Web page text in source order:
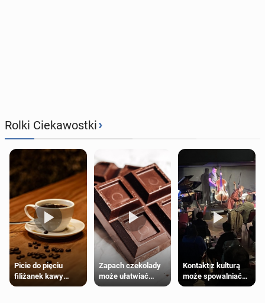
Rolki Ciekawostki›
Picie do pięciu
filiżanek kawy
dziennie jest
Zapach czekolady
może ułatwiać
trening siłowy
Kontakt z kulturą
może spowalniać
starzenie